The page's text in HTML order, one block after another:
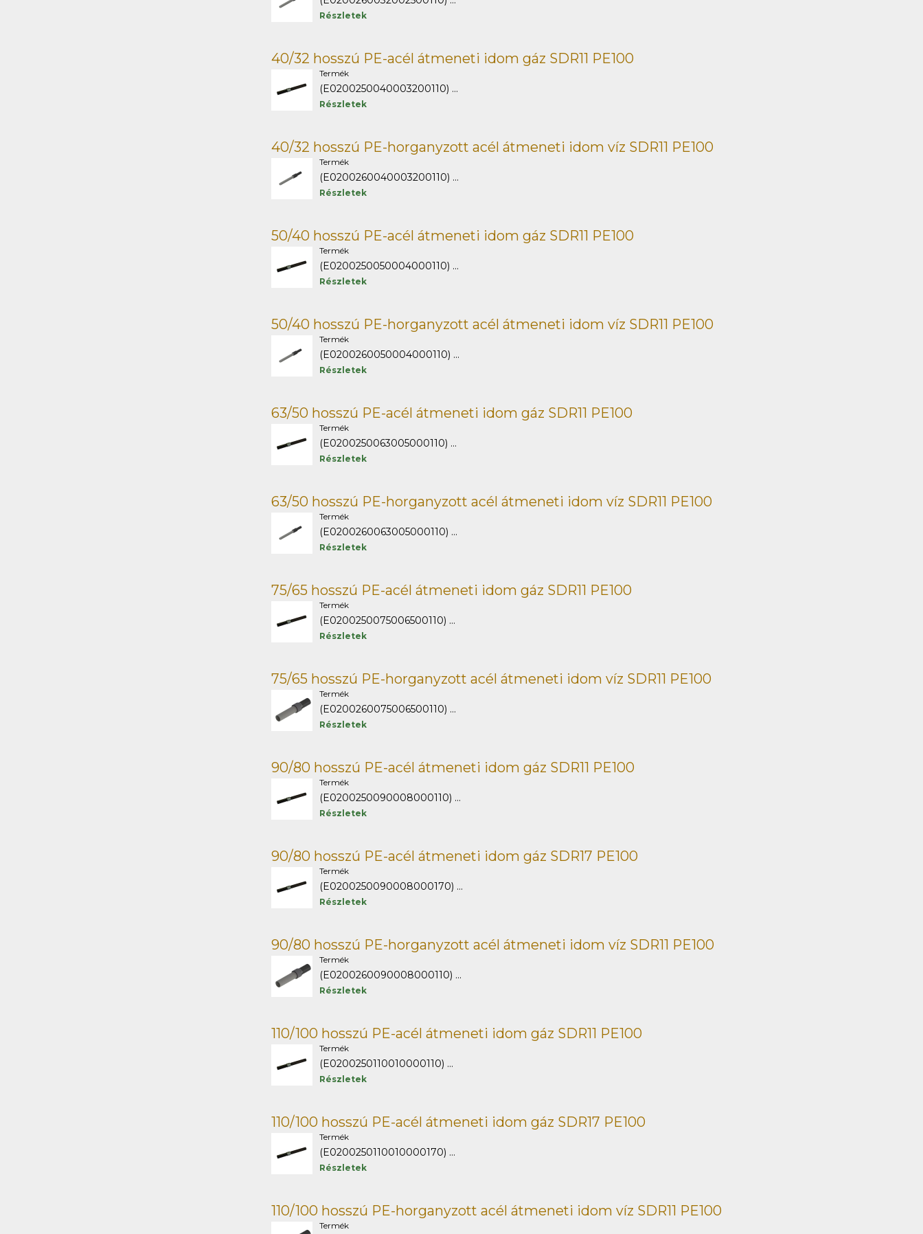
Részletek
40/32 hosszú PE-acél átmeneti idom gáz SDR11 PE100
Termék
(E0200250040003200110) ...
Részletek
40/32 hosszú PE-horganyzott acél átmeneti idom víz SDR11 PE100
Termék
(E0200260040003200110) ...
Részletek
50/40 hosszú PE-acél átmeneti idom gáz SDR11 PE100
Termék
(E0200250050004000110) ...
Részletek
50/40 hosszú PE-horganyzott acél átmeneti idom víz SDR11 PE100
Termék
(E0200260050004000110) ...
Részletek
63/50 hosszú PE-acél átmeneti idom gáz SDR11 PE100
Termék
(E0200250063005000110) ...
Részletek
63/50 hosszú PE-horganyzott acél átmeneti idom víz SDR11 PE100
Termék
(E0200260063005000110) ...
Részletek
75/65 hosszú PE-acél átmeneti idom gáz SDR11 PE100
Termék
(E0200250075006500110) ...
Részletek
75/65 hosszú PE-horganyzott acél átmeneti idom víz SDR11 PE100
Termék
(E0200260075006500110) ...
Részletek
90/80 hosszú PE-acél átmeneti idom gáz SDR11 PE100
Termék
(E0200250090008000110) ...
Részletek
90/80 hosszú PE-acél átmeneti idom gáz SDR17 PE100
Termék
(E0200250090008000170) ...
Részletek
90/80 hosszú PE-horganyzott acél átmeneti idom víz SDR11 PE100
Termék
(E0200260090008000110) ...
Részletek
110/100 hosszú PE-acél átmeneti idom gáz SDR11 PE100
Termék
(E0200250110010000110) ...
Részletek
110/100 hosszú PE-acél átmeneti idom gáz SDR17 PE100
Termék
(E0200250110010000170) ...
Részletek
110/100 hosszú PE-horganyzott acél átmeneti idom víz SDR11 PE100
Termék